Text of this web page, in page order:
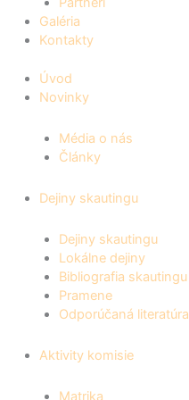
Galéria
Kontakty
Úvod
Novinky
Média o nás
Články
Dejiny skautingu
Dejiny skautingu
Lokálne dejiny
Bibliografia skautingu
Pramene
Odporúčaná literatúra
Aktivity komisie
Matrika